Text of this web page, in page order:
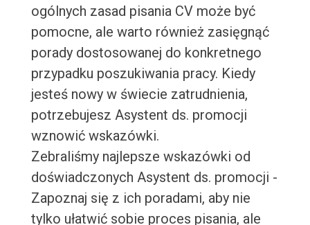
ogólnych zasad pisania CV może być
pomocne, ale warto również zasięgnąć
porady dostosowanej do konkretnego
przypadku poszukiwania pracy. Kiedy
jesteś nowy w świecie zatrudnienia,
potrzebujesz Asystent ds. promocji
wznowić wskazówki.
Zebraliśmy najlepsze wskazówki od
doświadczonych Asystent ds. promocji -
Zapoznaj się z ich poradami, aby nie
tylko ułatwić sobie proces pisania, ale